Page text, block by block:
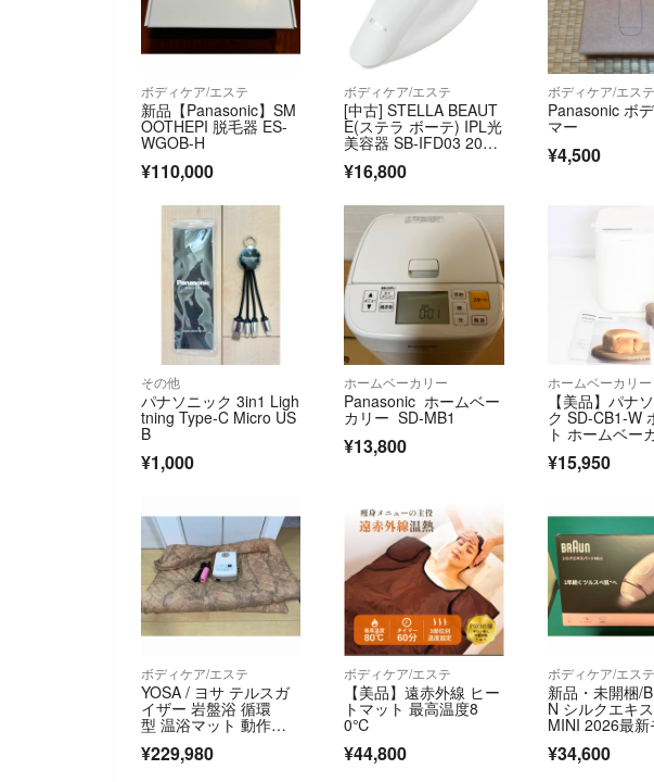
ボディケア/エステ
新品【Panasonic】SM
OOTHEPI 脱毛器 ES-
WGOB-H
¥110,000
ボディケア/エステ
[中古] STELLA BEAUT
E(ステラ ボーテ) IPL光
美容器 SB-IFD03 2024
年モデル sb-ifd03-wh
[非常に良い(A)]
¥16,800
ボディケア/エステ
Panasonic ボ
マー
¥4,500
その他
パナソニック 3in1 Ligh
tning Type-C Micro US
B
¥1,000
ホームベーカリー
Panasonic ホームベー
カリー SD-MB1
¥13,800
ホームベーカリー
【美品】パナ
ク SD-CB1-W
ト ホームベー
ズ Panasonic 本
¥15,950
ボディケア/エステ
YOSA / ヨサ テルスガ
イザー 岩盤浴 循環
型 温浴マット 動作確
¥229,980
ボディケア/エステ
【美品】遠赤外線 ヒー
トマット 最高温度8
0℃
¥44,800
ボディケア/エステ
新品・未開梱/
N シルクエキ
MINI 2026最新
属 IPL光脱毛器
¥34,600